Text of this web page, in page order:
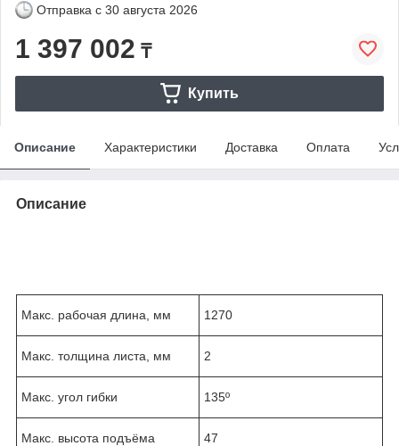
Отправка с 30 августа 2026
1 397 002 ₸
Купить
Описание Характеристики Доставка Оплата
Описание
Макс. рабочая длина, мм 1270
Макс. толщина листа, мм 2
Макс. угол гибки 135º
Макс. высота подъёма
47